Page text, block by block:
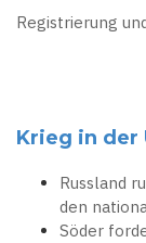
Registrierung
Krieg in der
Russland
den
Söder